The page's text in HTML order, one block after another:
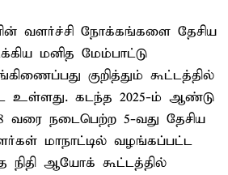
வளர்ச்சி நோக்கங்களை தேசிய
மனித மேம்பாட்டு
குறித்தும் கூட்டத்தில்
உள்ளது. கடந்த 2025-ம் ஆண்டு
வரை நடைபெற்ற 5-வது தேசிய
மாநாட்டில் வழங்கப்பட்ட
நிதி ஆயோக் கூட்டத்தில்